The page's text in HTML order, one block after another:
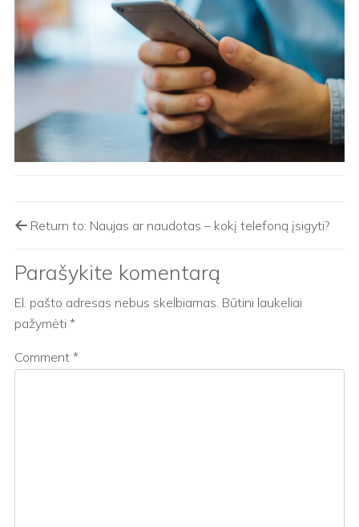
Return to: Naujas ar naudotas – kokį telefoną įsigyti?
Parašykite komentarą
El. pašto adresas nebus skelbiamas. Būtini laukeliai
pažymėti *
Comment *